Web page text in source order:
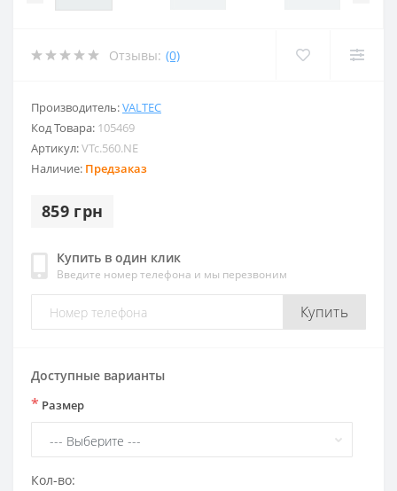
Отзывы: (0)
Производитель:VALTEC
Код Товара: 105469
Артикул:VTc.560.NE
Наличие: Предзаказ
859 грн
Купить в один клик
Введите номер телефона и мы перезвоним
Купить
Доступные варианты
* Размер
Кол-во: